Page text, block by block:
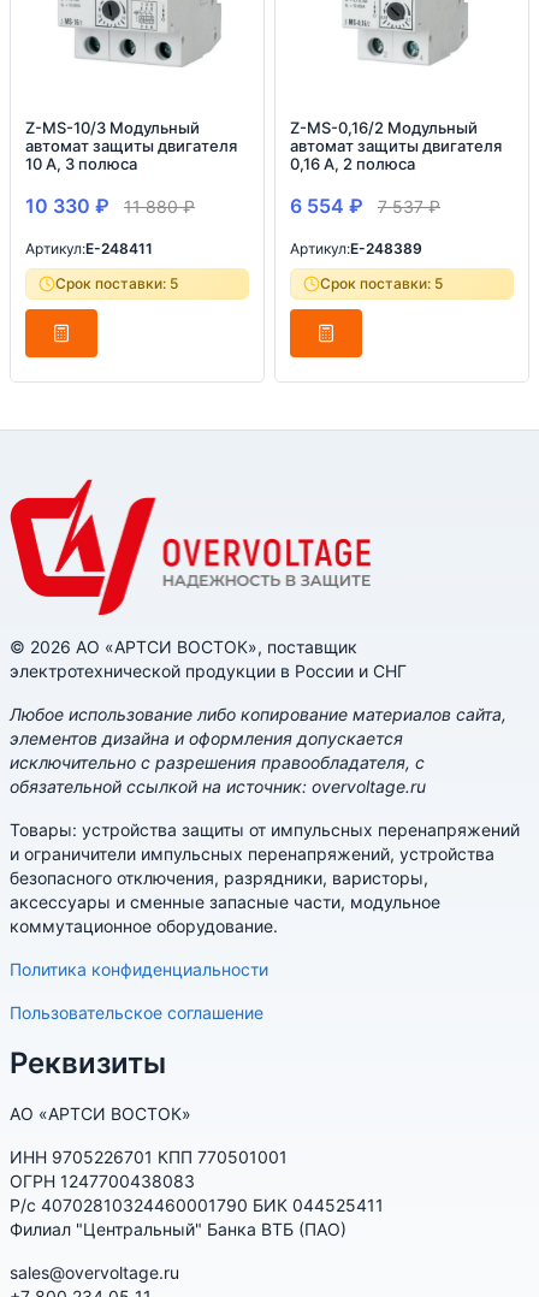
Z-MS-10/3 Модульный
автомат защиты двигателя
10 А, 3 полюса
10 330 ₽ 11 880₽
Артикул:E-248411
Срок поставки: 5
Z-MS-0,16/2 Модульный
автомат защиты двигателя
0,16 А, 2 полюса
6 554 ₽ 7 537₽
Артикул:E-248389
Срок поставки: 5
© 2026 АО «АРТСИ ВОСТОК», поставщик
электротехнической продукции в России и СНГ
Любое использование либо копирование материалов сайта,
элементов дизайна и оформления допускается
исключительно с разрешения правообладателя, с
обязательной ссылкой на источник: overvoltage.ru
Товары: устройства защиты от импульсных перенапряжений
и ограничители импульсных перенапряжений, устройства
безопасного отключения, разрядники, варисторы,
аксессуары и сменные запасные части, модульное
коммутационное оборудование.
Политика конфиденциальности
Пользовательское соглашение
Реквизиты
АО «АРТСИ ВОСТОК»
ИНН 9705226701 КПП 770501001
ОГРН 1247700438083
Р/с 40702810324460001790 БИК 044525411
Филиал "Центральный" Банка ВТБ (ПАО)
sales@overvoltage.ru